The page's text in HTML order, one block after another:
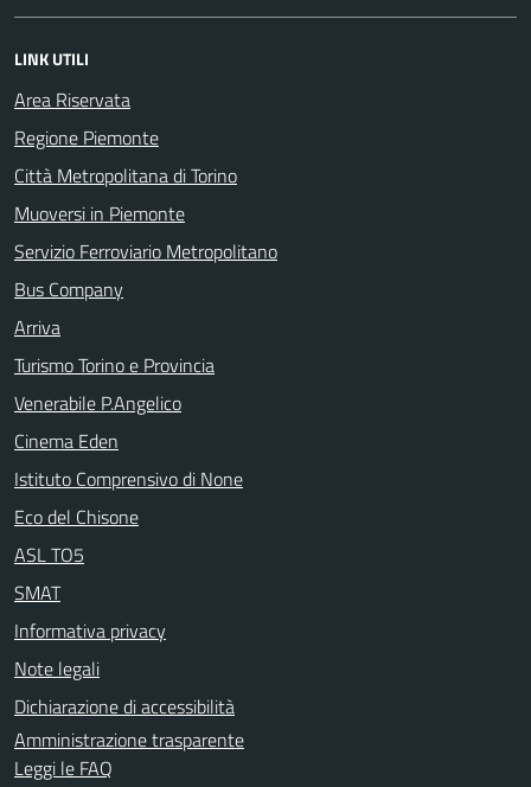
LINK UTILI
Area Riservata
Regione Piemonte
Città Metropolitana di Torino
Muoversi in Piemonte
Servizio Ferroviario Metropolitano
Bus Company
Arriva
Turismo Torino e Provincia
Venerabile P.Angelico
Cinema Eden
Istituto Comprensivo di None
Eco del Chisone
ASL TO5
SMAT
Informativa privacy
Note legali
Dichiarazione di accessibilità
Amministrazione trasparente
Leggi le FAQ